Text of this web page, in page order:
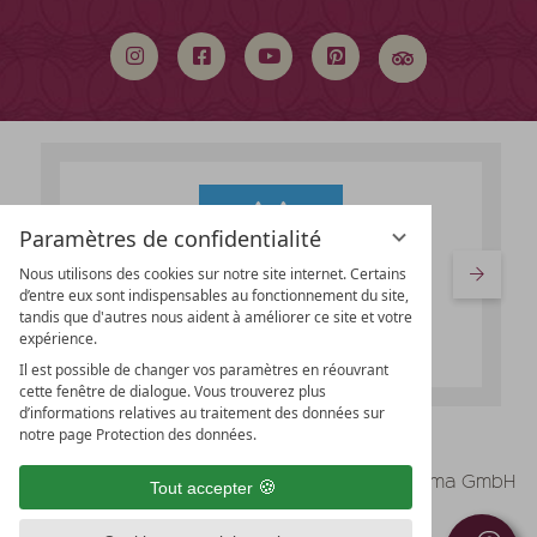
Paramètres de confidentialité
Nous utilisons des cookies sur notre site internet. Certains
d’entre eux sont indispensables au fonctionnement du site,
tandis que d'autres nous aident à améliorer ce site et votre
expérience.
Il est possible de changer vos paramètres en réouvrant
cette fenêtre de dialogue. Vous trouverez plus
d’informations relatives au traitement des données sur
notre page Protection des données.
Tout accepter vioma GmbH
Mentions légales
Protection des données